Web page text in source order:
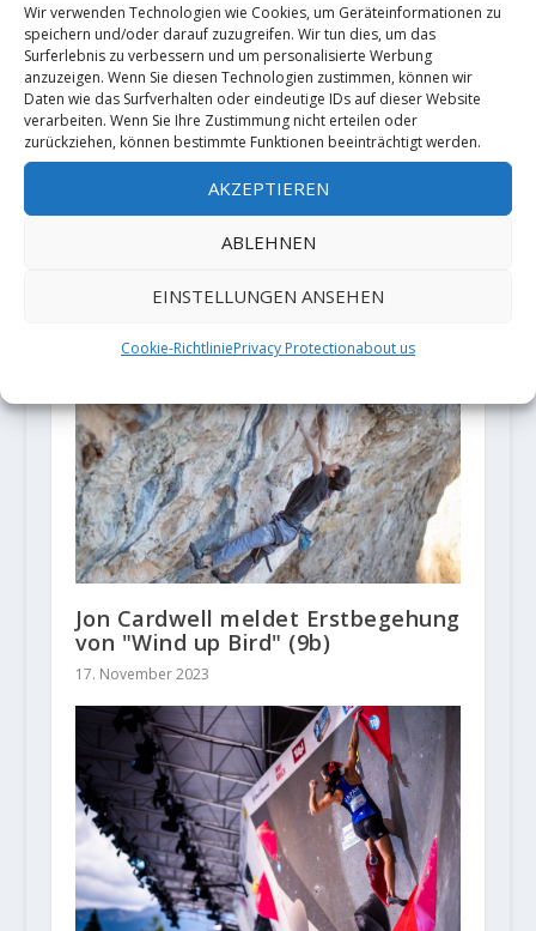
Wir verwenden Technologien wie Cookies, um Geräteinformationen zu
speichern und/oder darauf zuzugreifen. Wir tun dies, um das
Surferlebnis zu verbessern und um personalisierte Werbung
anzuzeigen. Wenn Sie diesen Technologien zustimmen, können wir
Daten wie das Surfverhalten oder eindeutige IDs auf dieser Website
verarbeiten. Wenn Sie Ihre Zustimmung nicht erteilen oder
zurückziehen, können bestimmte Funktionen beeinträchtigt werden.
AKZEPTIEREN
ABLEHNEN
EINSTELLUNGEN ANSEHEN
Cookie-RichtliniePrivacy Protectionabout us
Simon Gietl mit Soloerstbegehung
Mittleren Zwölfers
Jon Cardwell meldet Erstbegehung
von "Wind up Bird" (9b)
17. November 2023